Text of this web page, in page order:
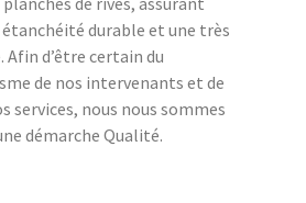
durable et une très
Afin d’être certain du
de nos intervenants et de
services, nous nous sommes
démarche Qualité.